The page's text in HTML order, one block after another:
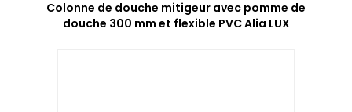
Colonne de douche mitigeur avec pomme de
douche 300 mm et flexible PVC Alia LUX